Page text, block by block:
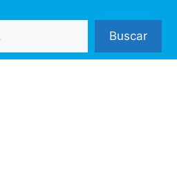
Buscar